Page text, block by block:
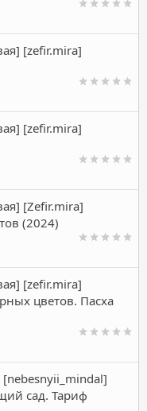
[zefir.mira]
[zefir.mira]
[Zefir.mira]
(2024)
[zefir.mira]
цветов. Пасха
сад. Тариф